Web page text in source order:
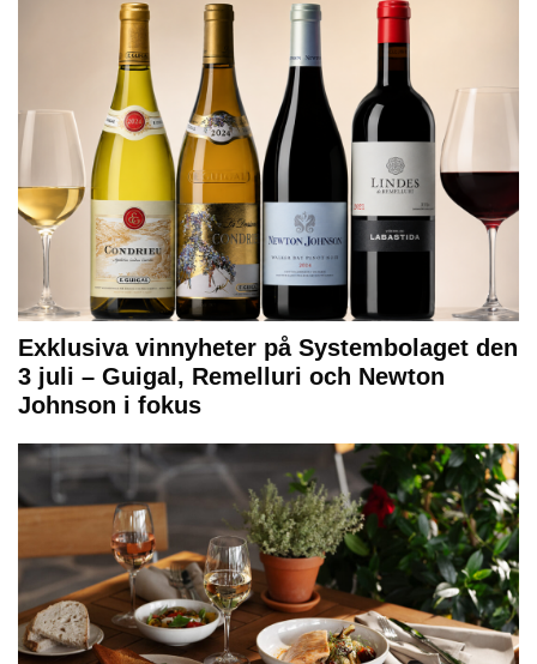
Exklusiva vinnyheter på Systembolaget den
3 juli – Guigal, Remelluri och Newton
Johnson i fokus